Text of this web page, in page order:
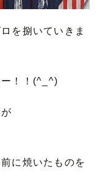
を捌いていきま
！！(^_^)
に焼いたものを